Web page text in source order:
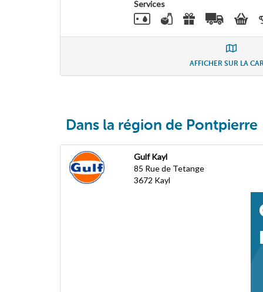
Services
AFFICHER SUR LA
Dans la région de Pontpierre
Gulf Kayl
85 Rue de Tetange
3672 Kayl